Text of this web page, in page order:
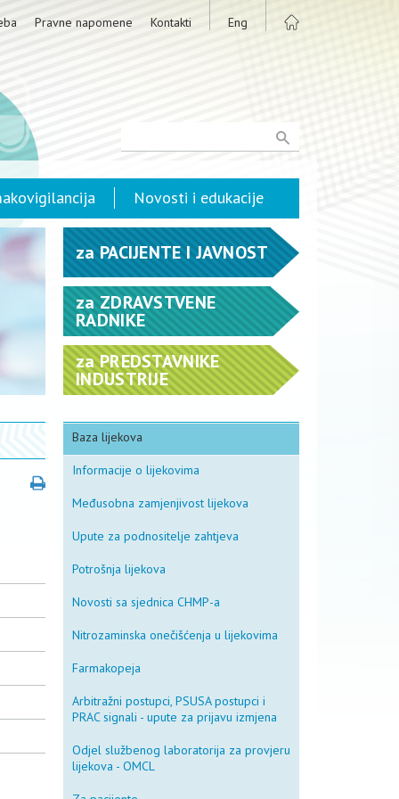
Pravne napomene Kontakti Eng
Novosti i edukacije
za PACIJENTE I JAVNOST
za ZDRAVSTVENE
RADNIKE
zaPREDSTAVNIKE
INDUSTRIJE
Baza lijekova
Informacije o lijekovima
Međusobna zamjenjivost lijekova
Upute za podnositelje zahtjeva
Potrošnja lijekova
Novosti sa sjednica CHMP-a
Nitrozaminska onečišćenja u lijekovima
Farmakopeja
Arbitražni postupci, PSUSA postupci i
PRAC signali - upute za prijavu izmjena
Odjel službenog laboratorija za provjeru
lijekova - OMCL